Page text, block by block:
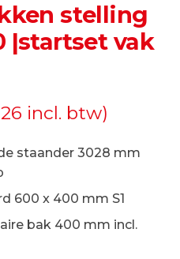
stelling
|startset vak
incl. btw)
staander 3028 mm
600 x 400 mm S1
bak 400 mm incl.